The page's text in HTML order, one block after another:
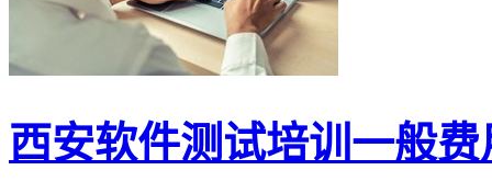
西安软件测试培训一般